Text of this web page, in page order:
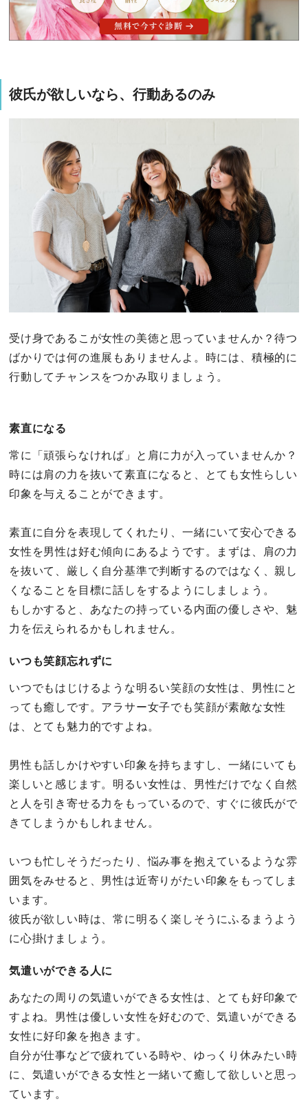
彼氏が欲しいなら、行動あるのみ
受け身であるこが女性の美徳と思っていませんか？待つ
ばかりでは何の進展もありませんよ。時には、積極的に
行動してチャンスをつかみ取りましょう。
素直になる
常に「頑張らなければ」と肩に力が入っていませんか？
時には肩の力を抜いて素直になると、とても女性らしい
印象を与えることができます。
素直に自分を表現してくれたり、一緒にいて安心できる
女性を男性は好む傾向にあるようです。まずは、肩の力
を抜いて、厳しく自分基準で判断するのではなく、親し
くなることを目標に話しをするようにしましょう。
もしかすると、あなたの持っている内面の優しさや、魅
力を伝えられるかもしれません。
いつも笑顔忘れずに
いつでもはじけるような明るい笑顔の女性は、男性にと
っても癒しです。アラサー女子でも笑顔が素敵な女性
は、とても魅力的ですよね。
男性も話しかけやすい印象を持ちますし、一緒にいても
楽しいと感じます。明るい女性は、男性だけでなく自然
と人を引き寄せる力をもっているので、すぐに彼氏がで
きてしまうかもしれません。
いつも忙しそうだったり、悩み事を抱えているような雰
囲気をみせると、男性は近寄りがたい印象をもってしま
います。
彼氏が欲しい時は、常に明るく楽しそうにふるまうよう
に心掛けましょう。
気遣いができる人に
あなたの周りの気遣いができる女性は、とても好印象で
すよね。男性は優しい女性を好むので、気遣いができる
女性に好印象を抱きます。
自分が仕事などで疲れている時や、ゆっくり休みたい時
に、気遣いができる女性と一緒いて癒して欲しいと思っ
ています。